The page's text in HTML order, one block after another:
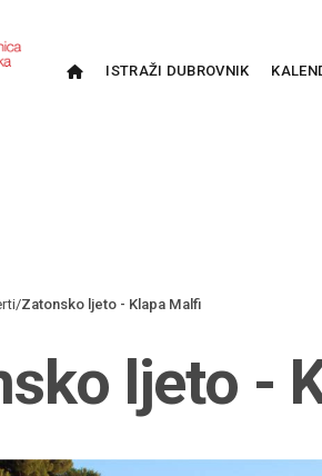
ISTRAŽI DUBROVNIK
/Zatonsko ljeto - Klapa Malfi
ljeto -